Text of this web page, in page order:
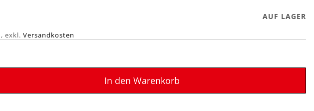
,exkl.Versandkosten
AUF LAGER
In den Warenkorb